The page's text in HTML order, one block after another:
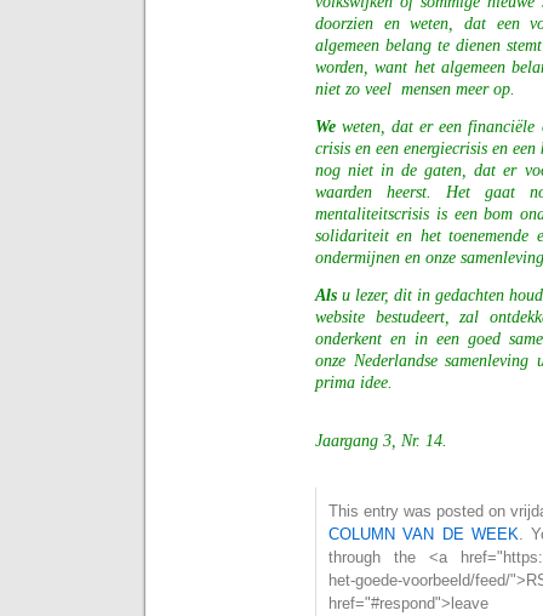
doorzien en weten, dat een
algemeen belang te dienen
worden, want het algemeen
niet zo veel mensen meer op.
We weten, dat er een financiële
crisis en een energiecrisis en
nog niet in de gaten, dat er
waarden heerst. Het gaat
mentaliteitscrisis is een bom
solidariteit en het toenemende
ondermijnen en onze
Als u lezer, dit in gedachten
website bestudeert, zal
onderkent en in een goed
onze Nederlandse
prima idee.
Jaargang 3, Nr. 14.
This entry was posted on
COLUMN VAN DE WEEK.
through the <a href="https://
het-goede-voorbeeld/